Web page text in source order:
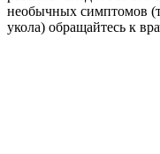
необычных симптомов
укола) обращайтесь к